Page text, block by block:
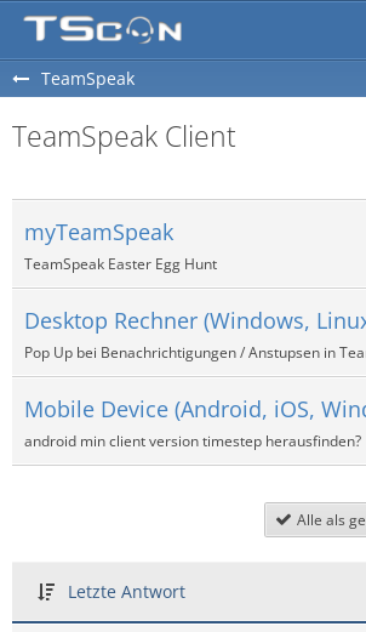
TeamSpeak
TeamSpeak Client
myTeamSpeak
TeamSpeak Easter Egg Hunt
Desktop Rechner (Windows,
Mobile Device (Android, iOS,
android min client version timestep herausfinden?
Alle als
Letzte Antwort